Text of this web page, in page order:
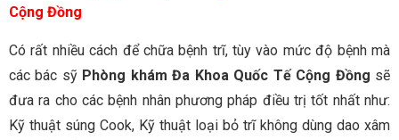
Cộng Đồng
Có rất nhiều cách để chữa bệnh trĩ, tùy vào mức độ bệnh mà
các bác sỹ Phòng khám Đa Khoa Quốc Tế Cộng Đồng sẽ
đưa ra cho các bệnh nhân phương pháp điều trị tốt nhất như:
Kỹ thuật súng Cook, Kỹ thuật loại bỏ trĩ không dùng dao xâm